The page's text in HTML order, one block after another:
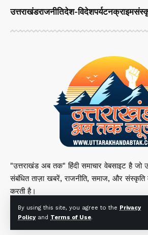
By using this site, you agree to the Privacy
Policyand Terms of Use.
उत्तराखंडराजनीतिदेश-विदेशपर्यटनक्राइम
"उत्तराखंड अब तक" हिंदी समाचार वेबसाइट है जो
संबंधित ताज़ा खबरें, राजनीति, समाज, और
करती है।